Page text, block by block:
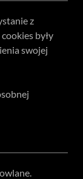
z
były
swojej